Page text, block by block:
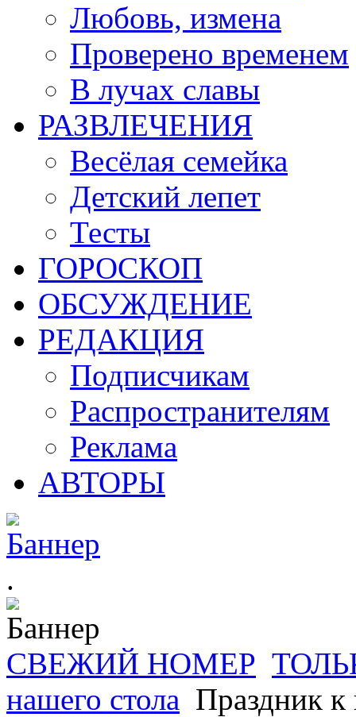
Любовь, измена
Проверено временем
В лучах славы
РАЗВЛЕЧЕНИЯ
Весёлая семейка
Детский лепет
Тесты
ГОРОСКОП
ОБСУЖДЕНИЕ
РЕДАКЦИЯ
Подписчикам
Распространителям
Реклама
АВТОРЫ
.
СВЕЖИЙ НОМЕР
нашего стола Праздник